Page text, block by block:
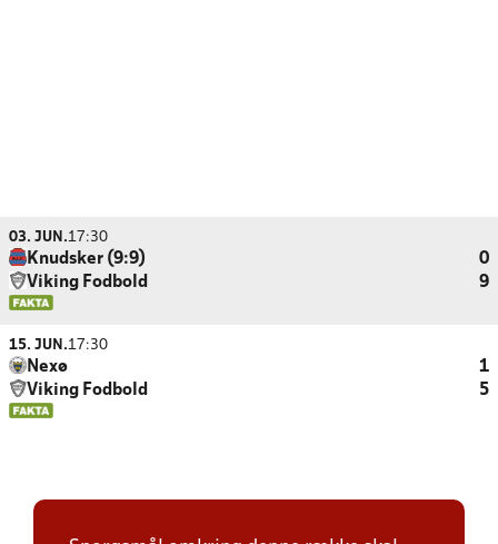
03. JUN.17:30
Knudsker (9:9)
0
Viking Fodbold
9
15. JUN.17:30
Nexø
1
Viking Fodbold
5